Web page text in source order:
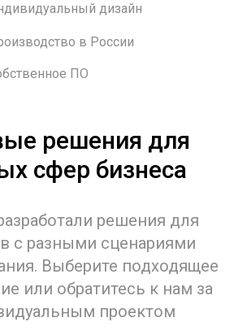
дизайн
в России
ПО
решения для
сфер бизнеса
решения для
с разными сценариями
Выберите подходящее
или обратитесь к нам за
проектом